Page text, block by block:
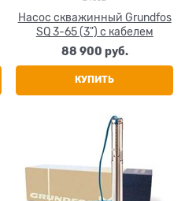
Насос скважинный Grundfos
SQ 3-65 (3") с кабелем
88 900 руб.
КУПИТЬ